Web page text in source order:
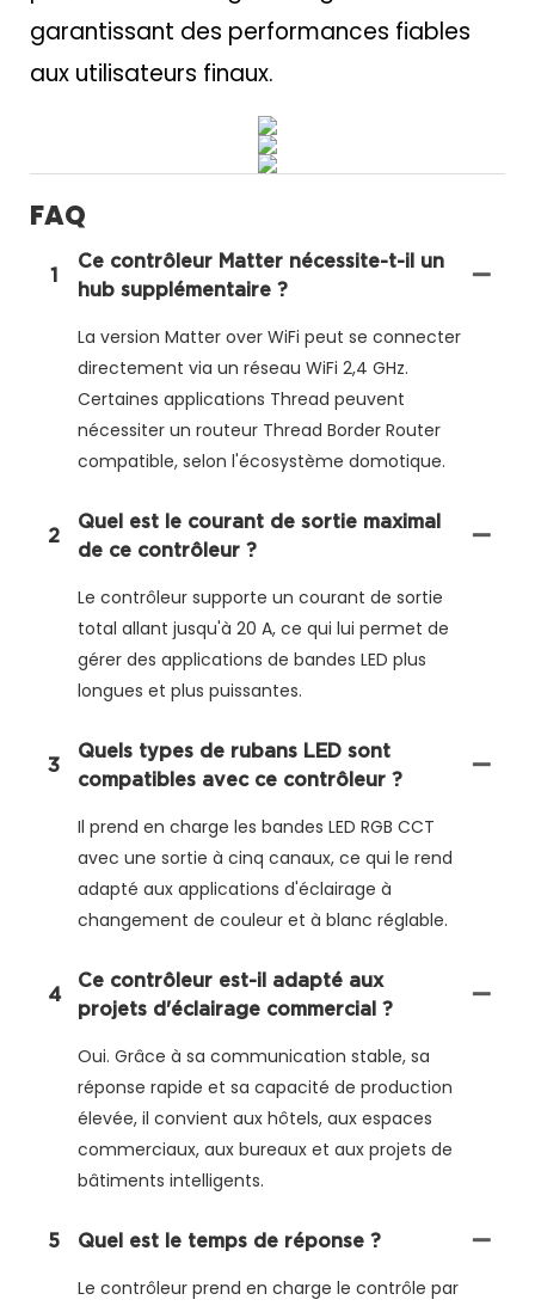
garantissant des performances fiables
aux utilisateurs finaux.
FAQ
1
Ce contrôleur Matter nécessite-t-il un
hub supplémentaire ?
La version Matter over WiFi peut se connecter
directement via un réseau WiFi 2,4 GHz.
Certaines applications Thread peuvent
nécessiter un routeur Thread Border Router
compatible, selon l'écosystème domotique.
2
Quel est le courant de sortie maximal
de ce contrôleur ?
Le contrôleur supporte un courant de sortie
total allant jusqu'à 20 A, ce qui lui permet de
gérer des applications de bandes LED plus
longues et plus puissantes.
3
Quels types de rubans LED sont
compatibles avec ce contrôleur ?
Il prend en charge les bandes LED RGB CCT
avec une sortie à cinq canaux, ce qui le rend
adapté aux applications d'éclairage à
changement de couleur et à blanc réglable.
4
Ce contrôleur est-il adapté aux
projets d'éclairage commercial ?
Oui. Grâce à sa communication stable, sa
réponse rapide et sa capacité de production
élevée, il convient aux hôtels, aux espaces
commerciaux, aux bureaux et aux projets de
bâtiments intelligents.
5 Quel est le temps de réponse ?
Le contrôleur prend en charge le contrôle par